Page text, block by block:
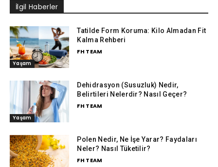
İlgil Haberler
Yaşam
Tatilde Form Koruma: Kilo Almadan Fit
Kalma Rehberi
FH TEAM
Yaşam
Dehidrasyon (Susuzluk) Nedir,
Belirtileri Nelerdir? Nasıl Geçer?
FH TEAM
Polen Nedir, Ne İşe Yarar? Faydaları
Neler? Nasıl Tüketilir?
FH TEAM